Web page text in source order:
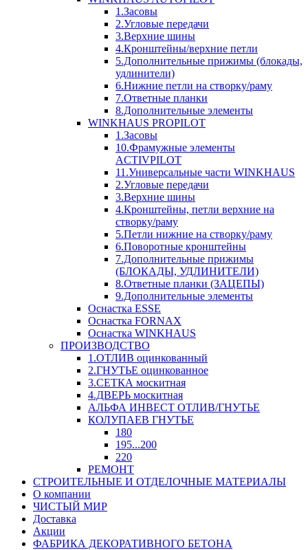
1.Засовы
2.Угловые передачи
3.Верхние шины
4.Кронштейны/верхние петли
5.Дополнительные прижимы (блокады,
удлинители)
6.Нижние петли на створку/раму
7.Ответные планки
8.Дополнительные элементы
WINKHAUS PROPILOT
1.Засовы
10.Фрамужные элементы
ACTIVPILOT
11.Универсальные части WINKHAUS
2.Угловые передачи
3.Верхние шины
4.Кронштейны, петли верхние на
створку/раму
5.Петли нижние на створку/раму
6.Поворотные кронштейны
7.Дополнительные прижимы
(БЛОКАДЫ, УДЛИНИТЕЛИ)
8.Ответные планки (ЗАЦЕПЫ)
9.Дополнительные элементы
Оснастка ESSE
Оснастка FORNAX
Оснастка WINKHAUS
ПРОИЗВОДСТВО
1.ОТЛИВ оцинкованный
2.ГНУТЬЕ оцинкованное
3.СЕТКА москитная
4.ДВЕРЬ москитная
АЛЬФА ИНВЕСТ ОТЛИВ/ГНУТЬЕ
КОЛУПАЕВ ГНУТЬЕ
180
195...200
220
РЕМОНТ
СТРОИТЕЛЬНЫЕ И ОТДЕЛОЧНЫЕ МАТЕРИАЛЫ
О компании
ЧИСТЫЙ МИР
Доставка
Акции
ФАБРИКА ДЕКОРАТИВНОГО БЕТОНА